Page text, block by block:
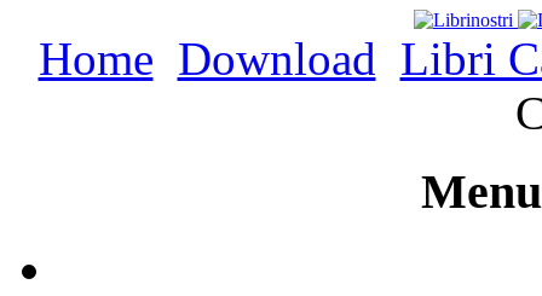
Home Download Libri